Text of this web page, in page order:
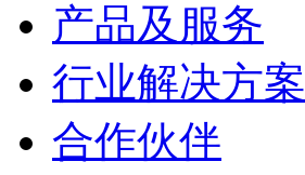
产品及服务
行业解决方案
合作伙伴